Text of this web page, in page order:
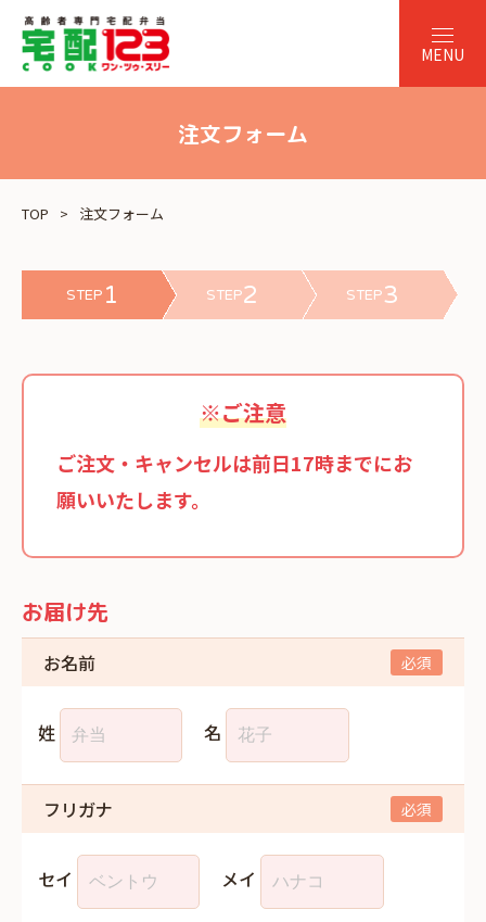
注文フォーム
TOP 注文フォーム
STEP 1 STEP2 STEP3
※ご注意
ご注文・キャンセルは前日17時までにお
願いいたします。
お届け先
お名前
姓 名
フリガナ
セイ メイ